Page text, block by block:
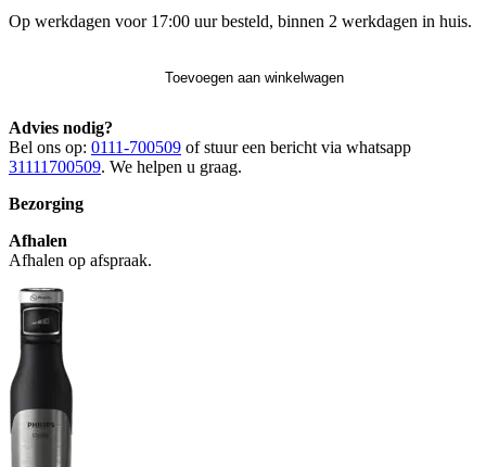
Op werkdagen voor 17:00 uur besteld, binnen 2 werkdagen in huis.
Toevoegen aan winkelwagen
Advies nodig?
Bel ons op: 0111-700509 of stuur een bericht via whatsapp
31111700509. We helpen u graag.
Bezorging
Afhalen
Afhalen op afspraak.